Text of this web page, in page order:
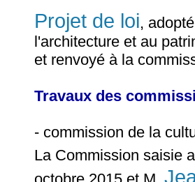
Projet de loi,
l'architecture et au
et renvoyé à la
Travaux des
- commission de la
La Commission saisie